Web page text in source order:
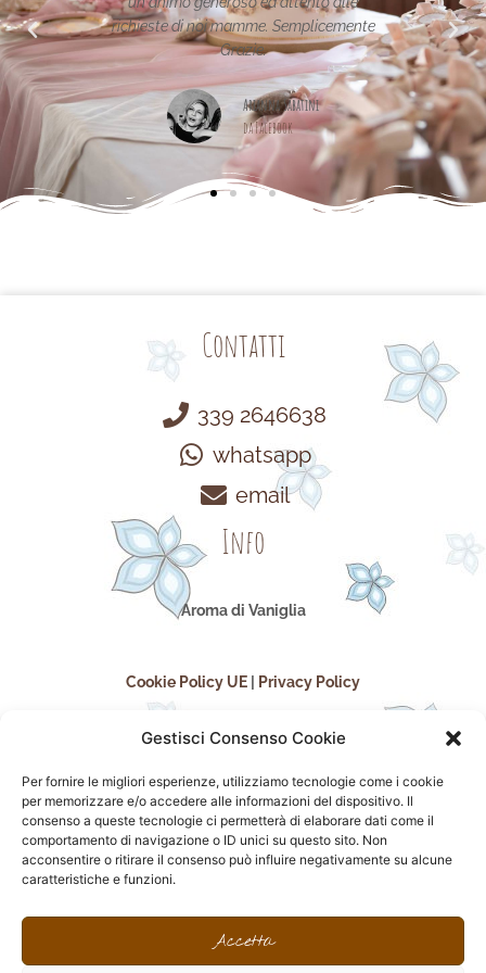
Gestisci Consenso Cookie
Per fornire le migliori esperienze, utilizziamo tecnologie come i cookie
per memorizzare e/o accedere alle informazioni del dispositivo. Il
consenso a queste tecnologie ci permetterà di elaborare dati come il
comportamento di navigazione o ID unici su questo sito. Non
acconsentire o ritirare il consenso può influire negativamente su alcune
caratteristiche e funzioni.
Accetta
Maria Teresa Masela
da Facebook
Contatti
339 2646638
whatsapp
email
Info
Aroma di Vaniglia
Cookie Policy UE Privacy Policy
seguici sui social
F
I
n
P
i
F